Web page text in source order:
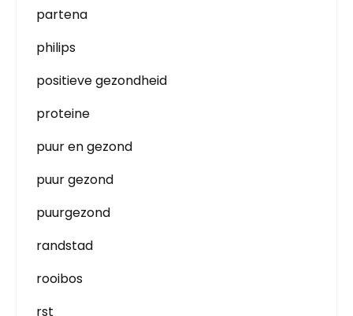
partena
philips
positieve gezondheid
proteine
puur en gezond
puur gezond
puurgezond
randstad
rooibos
rst